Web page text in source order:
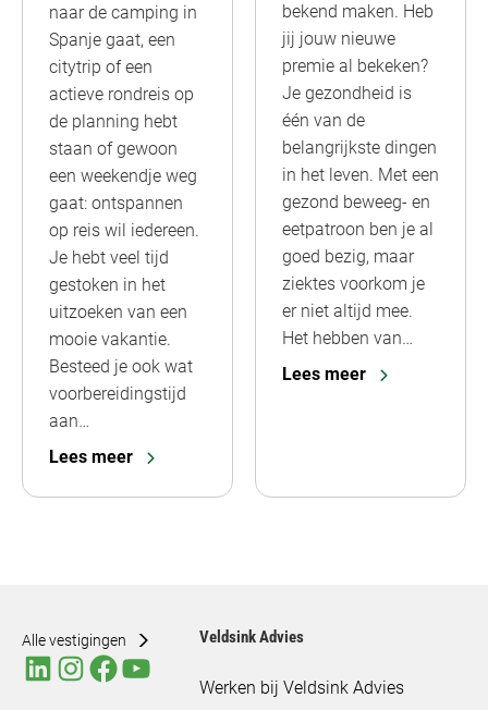
naar de camping in
Spanje gaat, een
citytrip of een
actieve rondreis op
de planning hebt
staan of gewoon
een weekendje weg
gaat: ontspannen
op reis wil iedereen.
Je hebt veel tijd
gestoken in het
uitzoeken van een
mooie vakantie.
Besteed je ook wat
voorbereidingstijd
aan…
Lees meer
bekend maken. Heb
jij jouw nieuwe
premie al bekeken?
Je gezondheid is
één van de
belangrijkste dingen
in het leven. Met een
gezond beweeg- en
eetpatroon ben je al
goed bezig, maar
ziektes voorkom je
er niet altijd mee.
Het hebben van…
Lees meer
Alle vestigingen Veldsink Advies
Werken bij Veldsink Advies